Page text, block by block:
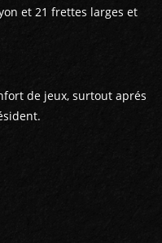
et 21 frettes larges et
de jeux, surtout aprés